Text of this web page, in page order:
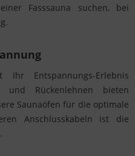
Fasssauna suchen, bei
Ihr Entspannungs-Erlebnis
und Rückenlehnen bieten
Saunaöfen für die optimale
Anschlusskabeln ist die